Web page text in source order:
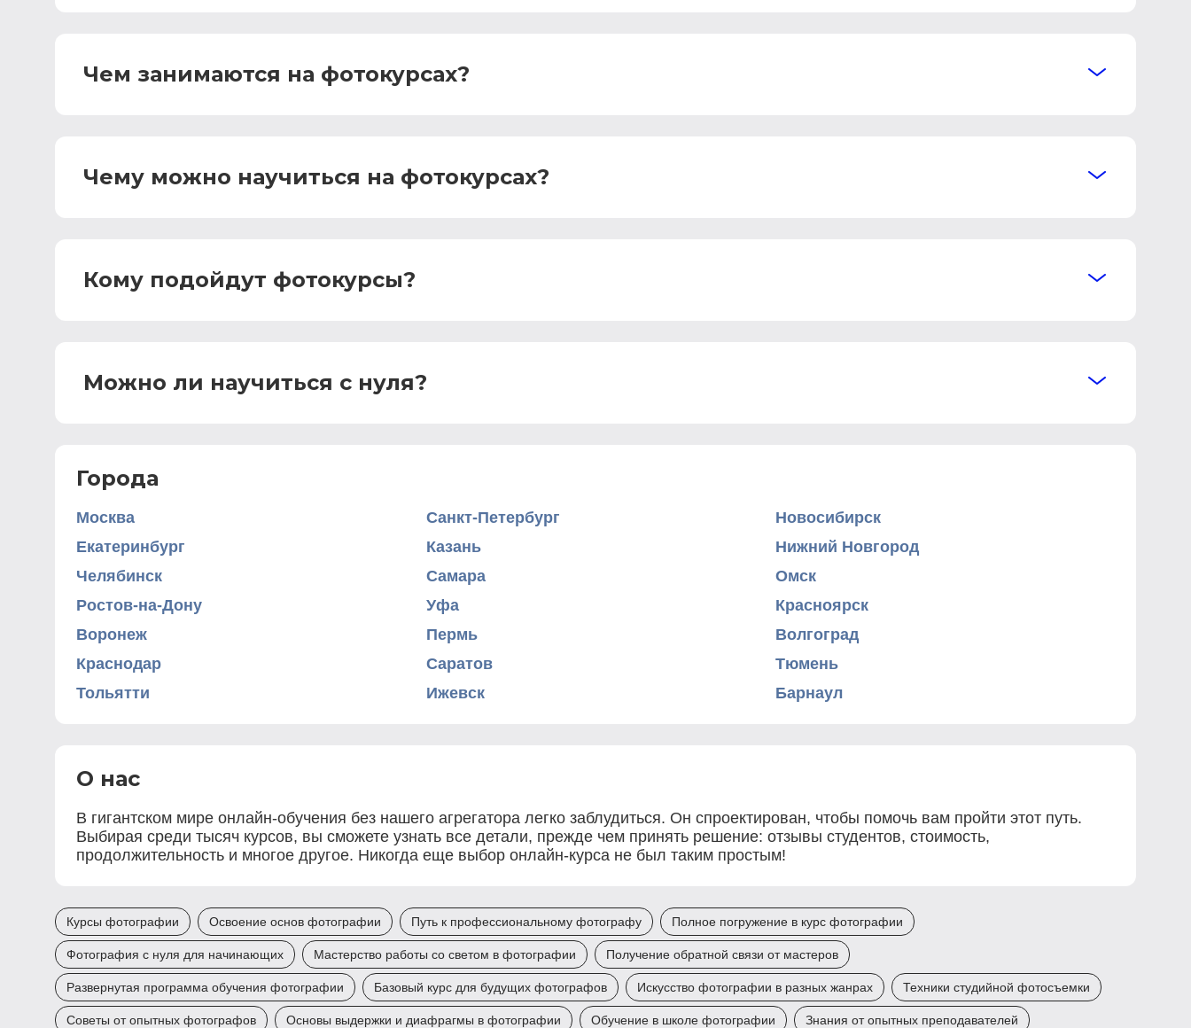
Чем занимаются на фотокурсах?
Чему можно научиться на фотокурсах?
Кому подойдут фотокурсы?
Можно ли научиться с нуля?
Города
Москва Санкт-Петербург
Новосибирск
Екатеринбург
Казань
Нижний Новгород
Челябинск
Самара
Омск
Ростов-на-Дону
Уфа
Красноярск
Воронеж
Пермь
Волгоград
Краснодар
Саратов
Тюмень
Тольятти
Ижевск Барнаул
О нас
В гигантском мире онлайн-обучения без нашего агрегатора легко заблудиться. Он спроектирован, чтобы помочь вам пройти этот путь.
Выбирая среди тысяч курсов, вы сможете узнать все детали, прежде чем принять решение: отзывы студентов, стоимость,
продолжительность и многое другое. Никогда еще выбор онлайн-курса не был таким простым!
Курсы фотографии Освоение основ фотографии Путь к профессиональному фотографу Полное погружение в курс фотографии
Фотография с нуля для начинающих Мастерство работы со светом в фотографии Получение обратной связи от мастеров
Развернутая программа обучения фотографии Базовый курс для будущих фотографов Искусство фотографии в разных жанрах Техники студийной фотосъемки
Советы от опытных фотографов Основы выдержки и диафрагмы в фотографии Обучение в школе фотографии Знания от опытных преподавателей